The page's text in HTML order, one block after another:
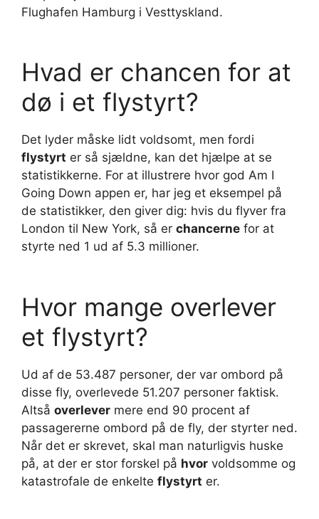
Flughafen Hamburg i Vesttyskland.
Hvad er chancen for at
dø i et flystyrt?
Det lyder måske lidt voldsomt, men fordi
flystyrt er så sjældne, kan det hjælpe at se
statistikkerne. For at illustrere hvor god Am I
Going Down appen er, har jeg et eksempel på
de statistikker, den giver dig: hvis du flyver fra
London til New York, så er chancerne for at
styrte ned 1 ud af 5.3 millioner.
Hvor mange overlever
et flystyrt?
Ud af de 53.487 personer, der var ombord på
disse fly, overlevede 51.207 personer faktisk.
Altså overlever mere end 90 procent af
passagererne ombord på de fly, der styrter ned.
Når det er skrevet, skal man naturligvis huske
på, at der er stor forskel på hvor voldsomme og
katastrofale de enkelte flystyrt er.